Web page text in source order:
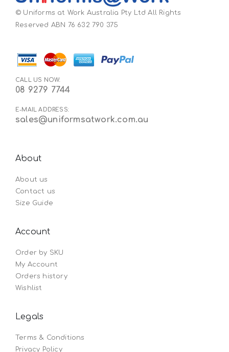
© Uniforms at Work Australia Pty Ltd All Rights
Reserved ABN 76 632 790 375
CALL US NOW:
08 9279 7744
E-MAIL ADDRESS:
sales@uniformsatwork.com.au
About
About us
Contact us
Size Guide
Account
Order by SKU
My Account
Orders history
Wishlist
Legals
Terms & Conditions
Privacy Policy